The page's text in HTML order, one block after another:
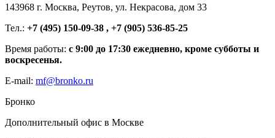
143968 г. Москва, Реутов, ул. Некрасова, дом 33
Тел.: +7 (495) 150-09-38 , +7 (905) 536-85-25
Время работы: с 9:00 до 17:30 ежедневно, кроме субботы и
воскресенья.
E-mail: mf@bronko.ru
Бронко
Дополнительный офис в Москве